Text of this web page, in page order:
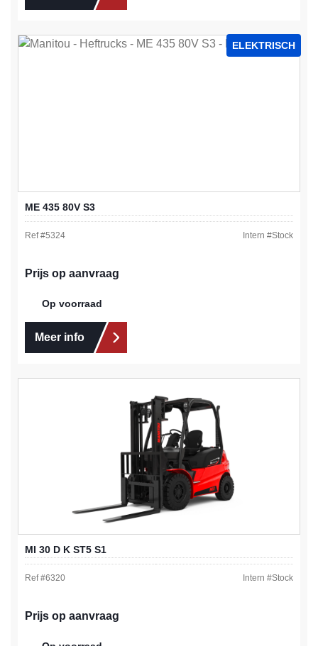
ELEKTRISCH
ME 435 80V S3
Ref #5324 Intern #Stock
Prijs op aanvraag
Op voorraad
Meer info
MI 30 D K ST5 S1
Ref #6320 Intern #Stock
Prijs op aanvraag